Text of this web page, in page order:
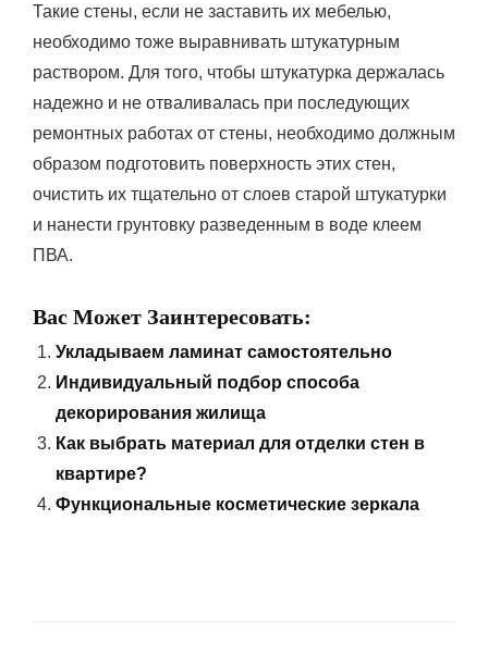
Такие стены, если не заставить их мебелью,
необходимо тоже выравнивать штукатурным
раствором. Для того, чтобы штукатурка держалась
надежно и не отваливалась при последующих
ремонтных работах от стены, необходимо должным
образом подготовить поверхность этих стен,
очистить их тщательно от слоев старой штукатурки
и нанести грунтовку разведенным в воде клеем
ПВА.
Вас Может Заинтересовать:
Укладываем ламинат самостоятельно
Индивидуальный подбор способа
декорирования жилища
Как выбрать материал для отделки стен в
квартире?
Функциональные косметические зеркала